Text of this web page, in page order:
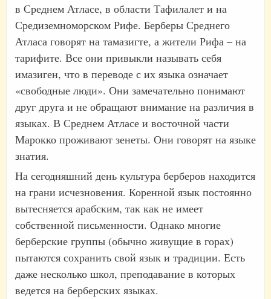
в Среднем Атласе, в области Тафилалет и на
Средиземноморском Рифе. Берберы Среднего
Атласа говорят на тамазигте, а жители Рифа – на
тарифите. Все они привыкли называть себя
имазиген, что в переводе с их языка означает
«свободные люди». Они замечательно понимают
друг друга и не обращают внимание на различия в
языках. В Среднем Атласе и восточной части
Марокко проживают зенеты. Они говорят на языке
знатия.
На сегодняшний день культура берберов находится
на грани исчезновения. Коренной язык постоянно
вытесняется арабским, так как не имеет
собственной письменности. Однако многие
берберские группы (обычно живущие в горах)
пытаются сохранить свой язык и традиции. Есть
даже несколько школ, преподавание в которых
ведется на берберских языках.